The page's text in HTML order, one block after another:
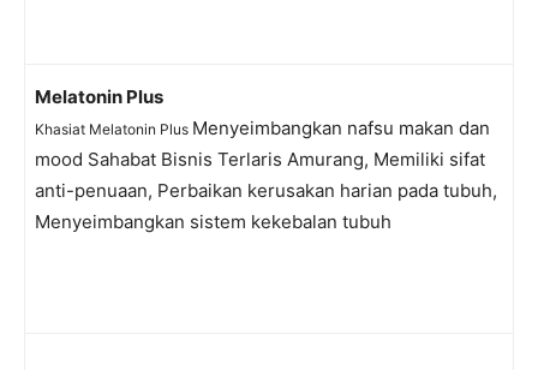
Melatonin Plus
Khasiat Melatonin Plus Menyeimbangkan nafsu makan dan
mood Sahabat Bisnis Terlaris Amurang, Memiliki sifat
anti-penuaan, Perbaikan kerusakan harian pada tubuh,
Menyeimbangkan sistem kekebalan tubuh